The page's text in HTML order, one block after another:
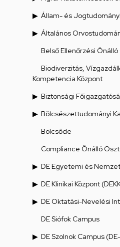
Állam- és
Általános
Belső Ellenőrzési
Biodiverzitás,
Kompetencia Központ
Biztonsági
Bölcsészettudományi
Bölcsőde
Compliance Önálló
DE Egyetemi és
DE Klinikai Központ
DE Oktatási-Nevelési
DE Siófok Campus
DE Szolnok Campus